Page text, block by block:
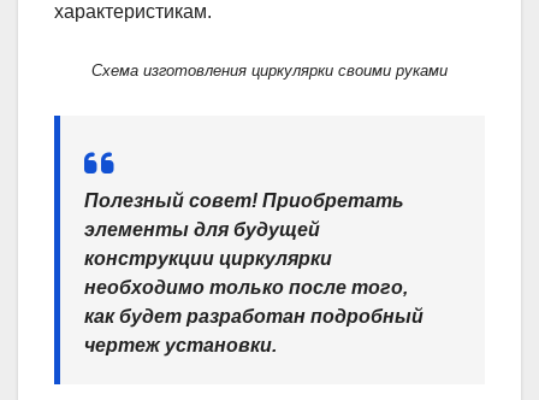
характеристикам.
Схема изготовления циркулярки своими руками
Полезный совет! Приобретать
элементы для будущей
конструкции циркулярки
необходимо только после того,
как будет разработан подробный
чертеж установки.